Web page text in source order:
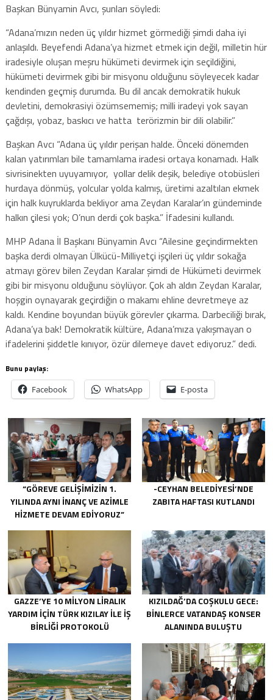
Başkan Bünyamin Avcı, şunları söyledi:
“Adana’mızın neden üç yıldır hizmet görmediği şimdi daha iyi
anlaşıldı. Beyefendi Adana’ya hizmet etmek için değil, milletin hür
iradesiyle oluşan meşru hükümeti devirmek için seçildiğini,
hükümeti devirmek gibi bir misyonu olduğunu söyleyecek kadar
kendinden geçmiş durumda. Bu dil ancak demokratik hukuk
devletini, demokrasiyi özümsememiş; milli iradeyi yok sayan
çağdışı, yobaz, baskıcı ve hatta terörizmin bir dili olabilir.”
Başkan Avcı “Adana üç yıldır perişan halde. Önceki dönemden
kalan yatırımları bile tamamlama iradesi ortaya konamadı. Halk
sivrisinekten uyuyamıyor, yollar delik deşik, belediye otobüsleri
hurdaya dönmüş, yolcular yolda kalmış, üretimi azaltılan ekmek
için halk kuyruklarda bekliyor ama Zeydan Karalar’ın gündeminde
halkın çilesi yok; O’nun derdi çok başka.” İfadesini kullandı.
MHP Adana İl Başkanı Bünyamin Avcı “Ailesine geçindirmekten
başka derdi olmayan Ülkücü-Milliyetçi işçileri üç yıldır sokağa
atmayı görev bilen Zeydan Karalar şimdi de Hükümeti devirmek
gibi bir misyonu olduğunu söylüyor. Çok ah aldın Zeydan Karalar,
hoşgin oynayarak geçirdiğin o makamı ehline devretmeye az
kaldı. Kendine boyundan büyük görevler çıkarma. Darbeciliği bırak,
Adana’ya bak! Demokratik kültüre, Adana’mıza yakışmayan o
ifadelerini şiddetle kınıyor, özür dilemeye davet ediyoruz.” dedi.
Bunu paylaş:
Facebook WhatsApp E-posta
“GÖREVE GELIŞIMIZIN 1.
YILINDA AYNI INANÇ VE AZIMLE
HIZMETE DEVAM EDIYORUZ”
-CEYHAN BELEDIYESI’NDE
ZABITA HAFTASI KUTLANDI
GAZZE’YE 10 MILYON LIRALIK
YARDIM IÇIN TÜRK KIZILAY ILE IŞ
BIRLIĞI PROTOKOLÜ
KIZILDAĞ’DA COŞKULU GECE:
BINLERCE VATANDAŞ KONSER
ALANINDA BULUŞTU